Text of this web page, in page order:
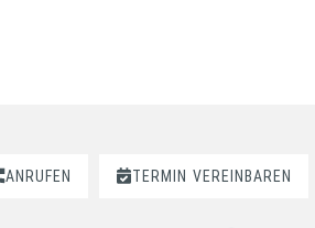
ANRUFEN TERMIN VEREINBAREN